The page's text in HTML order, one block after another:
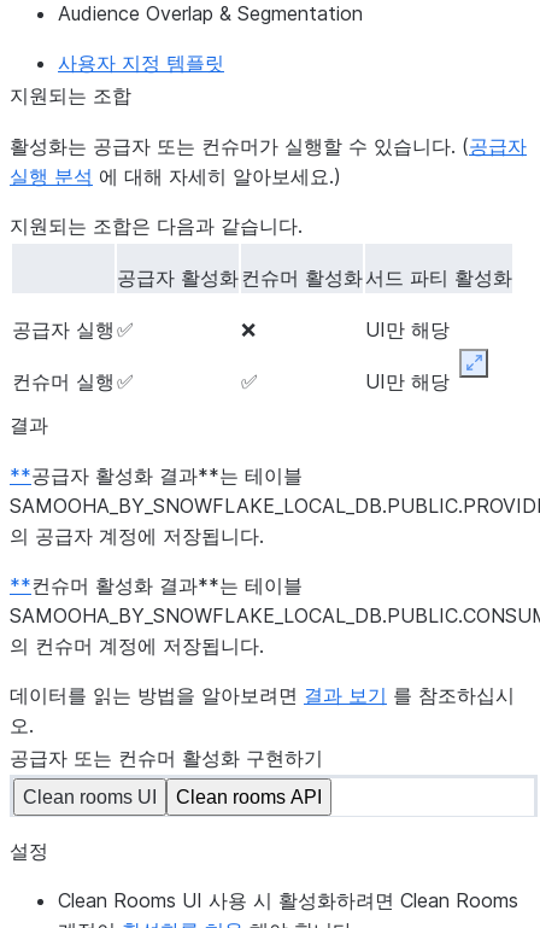
Audience Overlap & Segmentation
사용자 지정 템플릿
지원되는 조합
활성화는 공급자 또는 컨슈머가 실행할 수 있습니다. (공급자
실행 분석 에 대해 자세히 알아보세요.)
지원되는 조합은 다음과 같습니다.
공급자 활성화컨슈머 활성화서드 파티 활성화
공급자 실행 ✅ ❌ UI만 해당
컨슈머 실행 ✅ ✅ UI만 해당 Expand
결과
**공급자 활성화 결과**는 테이블
의 공급자 계정에 저장됩니다.
**컨슈머 활성화 결과**는 테이블
의 컨슈머 계정에 저장됩니다.
데이터를 읽는 방법을 알아보려면 결과 보기 를 참조하십시
오.
공급자 또는 컨슈머 활성화 구현하기
Clean rooms UI Clean rooms API
설정
Clean Rooms UI 사용 시 활성화하려면 Clean Rooms